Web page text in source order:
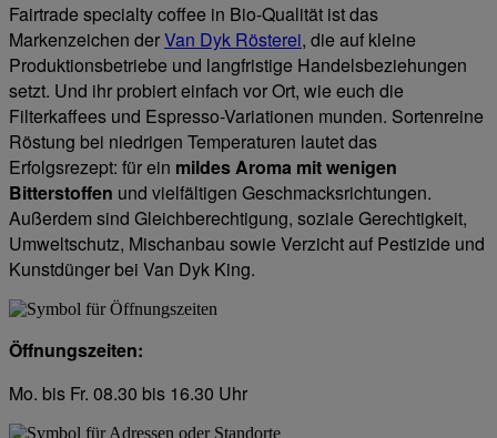
Fairtrade specialty coffee in Bio-Qualität ist das
Markenzeichen derVan Dyk Rösterei, die auf kleine
Produktionsbetriebe und langfristige Handelsbeziehungen
setzt. Und ihr probiert einfach vor Ort, wie euch die
Filterkaffees und Espresso-Variationen munden. Sortenreine
Röstung bei niedrigen Temperaturen lautet das
Erfolgsrezept: für ein mildes Aroma mit wenigen
Bitterstoffen und vielfältigen Geschmacksrichtungen.
Außerdem sind Gleichberechtigung, soziale Gerechtigkeit,
Umweltschutz, Mischanbau sowie Verzicht auf Pestizide und
Kunstdünger bei Van Dyk King.
Öffnungszeiten:
Mo. bis Fr. 08.30 bis 16.30 Uhr